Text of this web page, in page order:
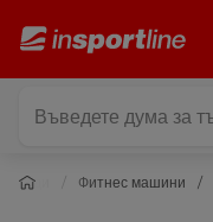
уреди Фитнес машини